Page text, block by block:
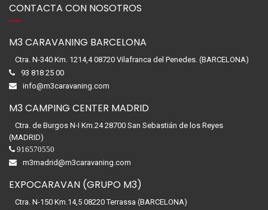
CONTACTA CON NOSOTROS
M3 CARAVANING BARCELONA
Ctra. N-340 Km. 1214,4 08720 Vilafranca del Penedes. (BARCELONA)
93 818 25 00
info@m3caravaning.com
M3 CAMPING CENTER MADRID
Ctra. de Burgos N-I Km.24 28700 San Sebastián de los Reyes
(MADRID)
916570550
m3madrid@m3caravaning.com
EXPOCARAVAN (GRUPO M3)
Ctra. N-150 Km.14,5 08220 Terrassa (BARCELONA)